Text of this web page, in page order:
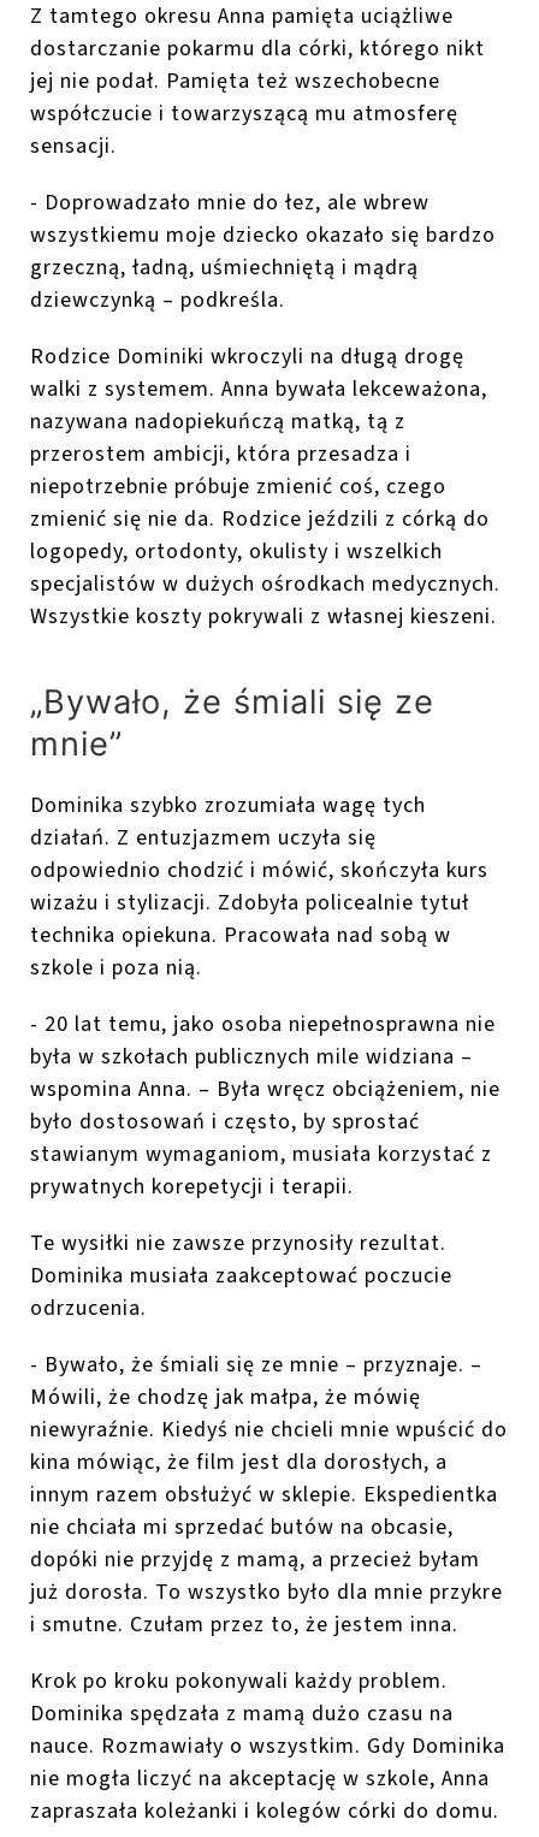
Z tamtego okresu Anna pamięta uciążliwe
dostarczanie pokarmu dla córki, którego nikt
jej nie podał. Pamięta też wszechobecne
współczucie i towarzyszącą mu atmosferę
sensacji.
- Doprowadzało mnie do łez, ale wbrew
wszystkiemu moje dziecko okazało się bardzo
grzeczną, ładną, uśmiechniętą i mądrą
dziewczynką – podkreśla.
Rodzice Dominiki wkroczyli na długą drogę
walki z systemem. Anna bywała lekceważona,
nazywana nadopiekuńczą matką, tą z
przerostem ambicji, która przesadza i
niepotrzebnie próbuje zmienić coś, czego
zmienić się nie da. Rodzice jeździli z córką do
logopedy, ortodonty, okulisty i wszelkich
specjalistów w dużych ośrodkach medycznych.
Wszystkie koszty pokrywali z własnej kieszeni.
„Bywało, że śmiali się ze
mnie”
Dominika szybko zrozumiała wagę tych
działań. Z entuzjazmem uczyła się
odpowiednio chodzić i mówić, skończyła kurs
wizażu i stylizacji. Zdobyła policealnie tytuł
technika opiekuna. Pracowała nad sobą w
szkole i poza nią.
- 20 lat temu, jako osoba niepełnosprawna nie
była w szkołach publicznych mile widziana –
wspomina Anna. – Była wręcz obciążeniem, nie
było dostosowań i często, by sprostać
stawianym wymaganiom, musiała korzystać z
prywatnych korepetycji i terapii.
Te wysiłki nie zawsze przynosiły rezultat.
Dominika musiała zaakceptować poczucie
odrzucenia.
- Bywało, że śmiali się ze mnie – przyznaje. –
Mówili, że chodzę jak małpa, że mówię
niewyraźnie. Kiedyś nie chcieli mnie wpuścić do
kina mówiąc, że film jest dla dorosłych, a
innym razem obsłużyć w sklepie. Ekspedientka
nie chciała mi sprzedać butów na obcasie,
dopóki nie przyjdę z mamą, a przecież byłam
już dorosła. To wszystko było dla mnie przykre
i smutne. Czułam przez to, że jestem inna.
Krok po kroku pokonywali każdy problem.
Dominika spędzała z mamą dużo czasu na
nauce. Rozmawiały o wszystkim. Gdy Dominika
nie mogła liczyć na akceptację w szkole, Anna
zapraszała koleżanki i kolegów córki do domu.